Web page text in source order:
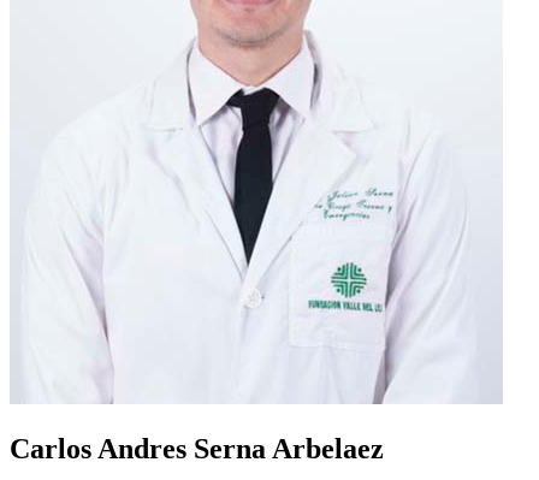
Carlos Andres Serna Arbelaez